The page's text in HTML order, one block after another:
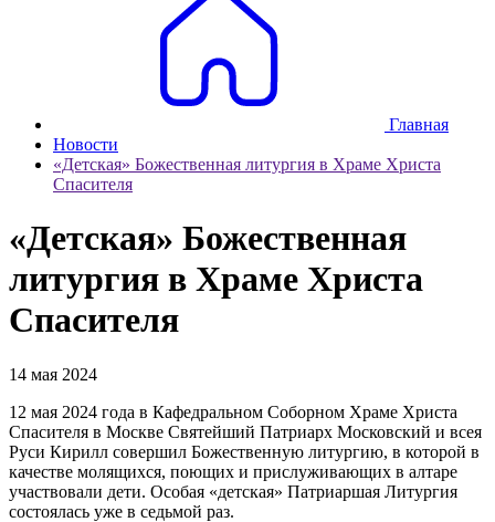
Главная
Новости
«Детская» Божественная литургия в Храме Христа
Спасителя
«Детская» Божественная
литургия в Храме Христа
Спасителя
14 мая 2024
12 мая 2024 года в Кафедральном Соборном Храме Христа
Спасителя в Москве Святейший Патриарх Московский и всея
Руси Кирилл совершил Божественную литургию, в которой в
качестве молящихся, поющих и прислуживающих в алтаре
участвовали дети. Особая «детская» Патриаршая Литургия
состоялась уже в седьмой раз.